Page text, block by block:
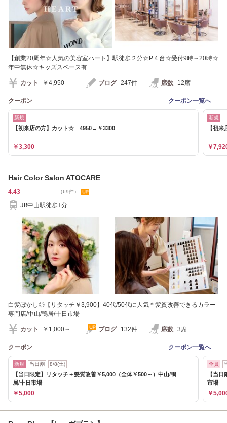
【創業20周年☆人気の美容室ハート】駅徒歩２分☆P４台☆受付9時～20時☆
年中無休☆キッズスペース有
カット ￥4,950 ブログ 247件 席数 12席
クーポン クーポン一覧へ
新規
【初来店の方】カット☆ 4950→￥3300
￥3,300
新規
【初
￥
Hair Color Salon ATOCARE
4.43 （69件）
JR中山駅徒歩1分
白髪ぼかし◎【リタッチ￥3,900】40代/50代に人気＊髪質改善できるカラー
専門店/中山/鴨居/十日市場
カット ￥1,000～ ブログ 132件 席数 3席
クーポン クーポン一覧へ
新規 当日割 8/8(土)
【当日限定】リタッチ＋髪質改善￥5,000（全体￥500～）中山/鴨
居/十日市場
￥5,000
全員
【当
市場
￥